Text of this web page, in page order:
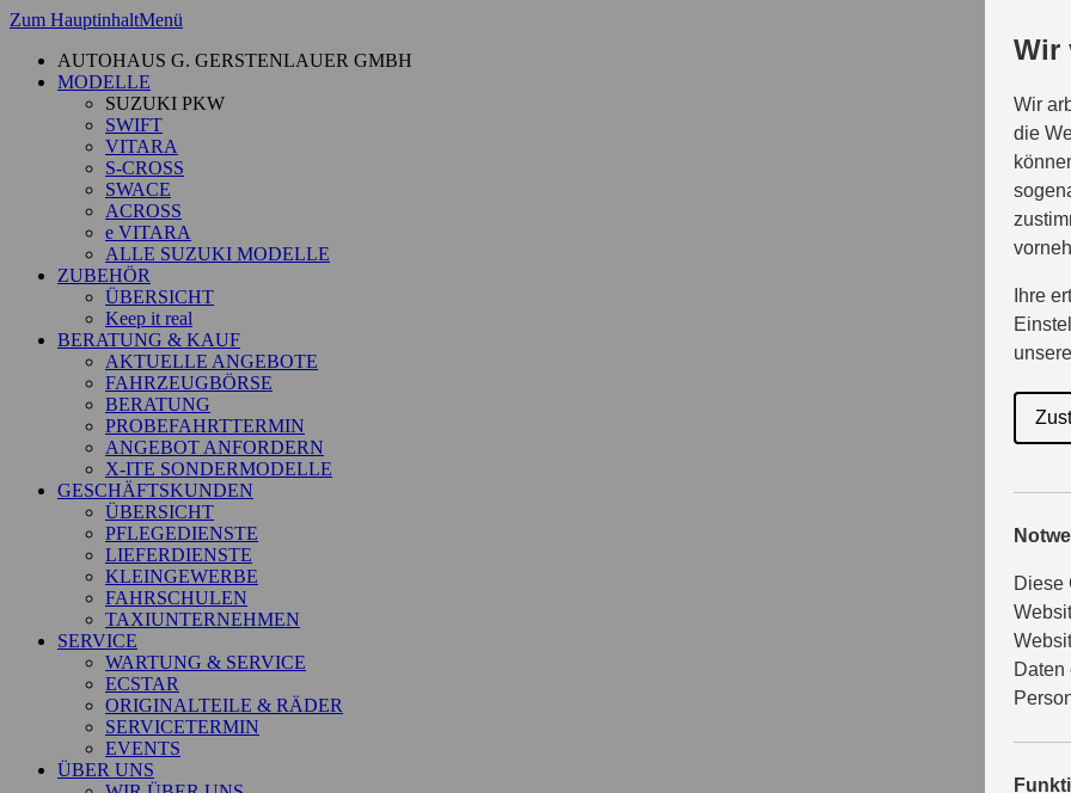
Wir
Wir
die
Ihre
Diese
Daten
Zum HauptinhaltMenü
AUTOHAUS G. GERSTENLAUER GMBH
MODELLE
SUZUKI PKW
SWIFT
VITARA
S-CROSS
SWACE
ACROSS
e VITARA
ALLE SUZUKI MODELLE
ZUBEHÖR
ÜBERSICHT
Keep it real
BERATUNG & KAUF
AKTUELLE ANGEBOTE
FAHRZEUGBÖRSE
BERATUNG
PROBEFAHRTTERMIN
ANGEBOT ANFORDERN
X-ITE SONDERMODELLE
GESCHÄFTSKUNDEN
ÜBERSICHT
PFLEGEDIENSTE
LIEFERDIENSTE
KLEINGEWERBE
FAHRSCHULEN
TAXIUNTERNEHMEN
SERVICE
WARTUNG & SERVICE
ECSTAR
ORIGINALTEILE & RÄDER
SERVICETERMIN
EVENTS
ÜBER UNS